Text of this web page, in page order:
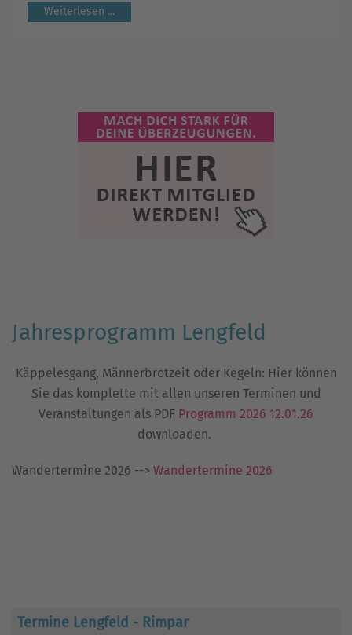
Weiterlesen ...
Jahresprogramm Lengfeld
Käppelesgang, Männerbrotzeit oder Kegeln: Hier können
Sie das komplette mit allen unseren Terminen und
Veranstaltungen als PDF Programm 2026 12.01.26
downloaden.
Wandertermine 2026 --> Wandertermine 2026
Termine Lengfeld - Rimpar